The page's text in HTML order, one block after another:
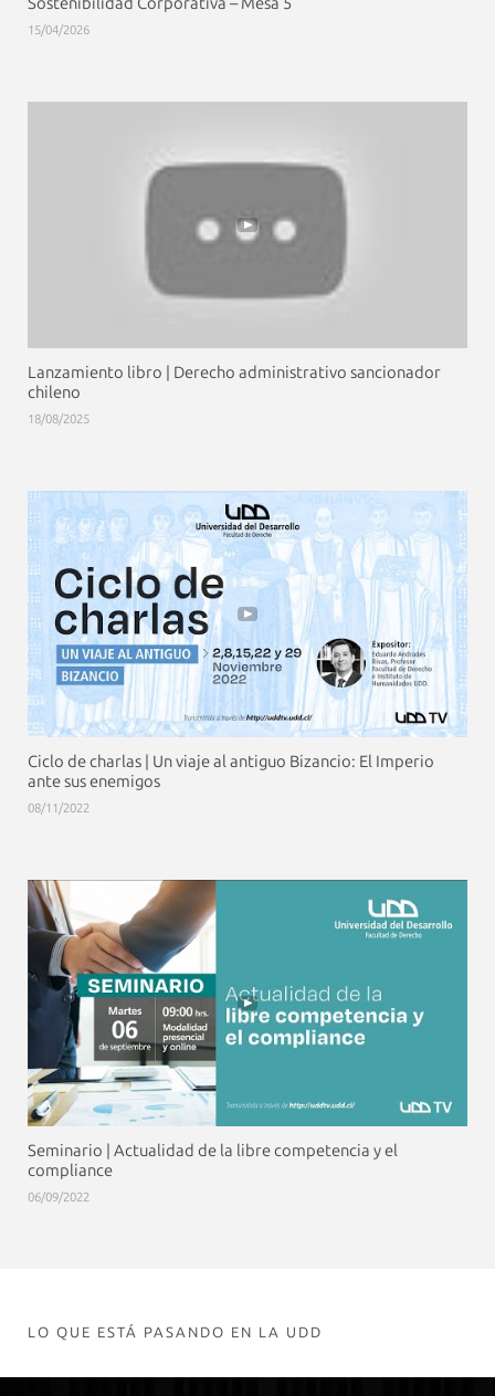
15/04/2026
Lanzamiento libro | Derecho administrativo sancionador
chileno
18/08/2025
Ciclo de charlas | Un viaje al antiguo Bizancio: El Imperio
ante sus enemigos
08/11/2022
Seminario | Actualidad de la libre competencia y el
compliance
06/09/2022
LO QUE ESTÁ PASANDO EN LA UDD